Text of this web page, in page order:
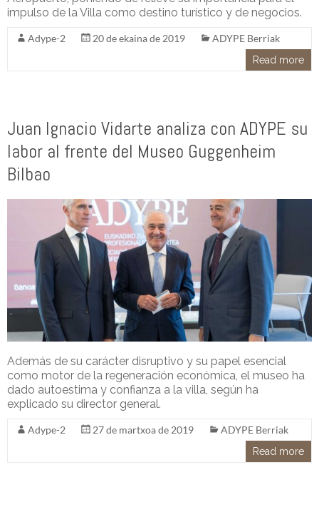
impulso de la Villa como destino turístico y de negocios.
Adype-2 20 de ekaina de 2019 ADYPE Berriak
Read more
Juan Ignacio Vidarte analiza con ADYPE su
labor al frente del Museo Guggenheim
Bilbao
Además de su carácter disruptivo y su papel esencial
como motor de la regeneración económica, el museo ha
dado autoestima y confianza a la villa, según ha
explicado su director general.
Adype-2 27 de martxoa de 2019 ADYPE Berriak
Read more